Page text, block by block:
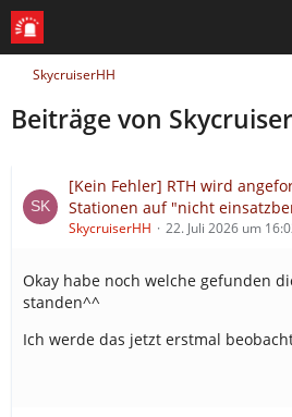
SkycruiserHH
Beiträge von
[Kein Fehler] RTH wird
Stationen auf "nicht
SkycruiserHH 22. Juli 2026 um
Okay habe noch welche gefunden
standen^^
Ich werde das jetzt erstmal